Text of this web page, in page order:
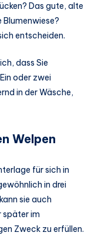
Das gute, alte
entscheiden.
dass Sie
oder zwei
in der Wäsche,
Welpen
für sich in
in drei
sie auch
später im
Zweck zu erfüllen.